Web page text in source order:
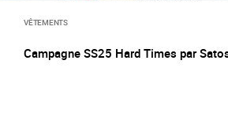
VÊTEMENTS
Campagne SS25 Hard Times par